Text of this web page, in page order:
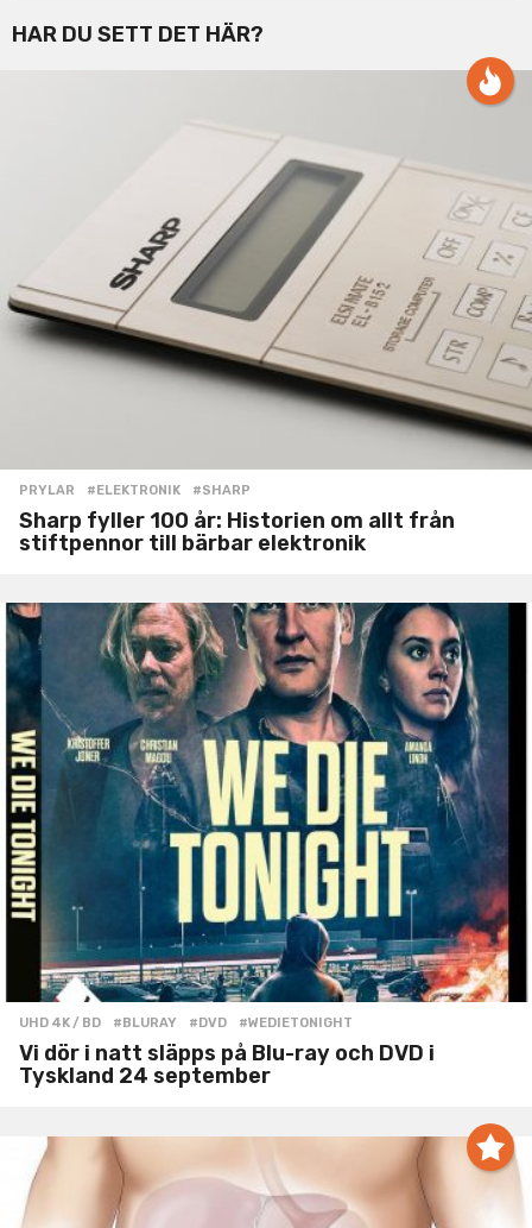
HAR DU SETT DET HÄR?
PRYLAR #ELEKTRONIK ,#SHARP
Sharp fyller 100 år: Historien om allt från
stiftpennor till bärbar elektronik
UHD 4K / BD #BLURAY ,#DVD ,#WEDIETONIGHT
Vi dör i natt släpps på Blu-ray och DVD i
Tyskland 24 september